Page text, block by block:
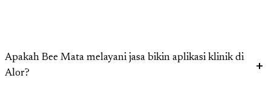
Apakah Bee Mata melayani jasa bikin aplikasi klinik di
Alor?